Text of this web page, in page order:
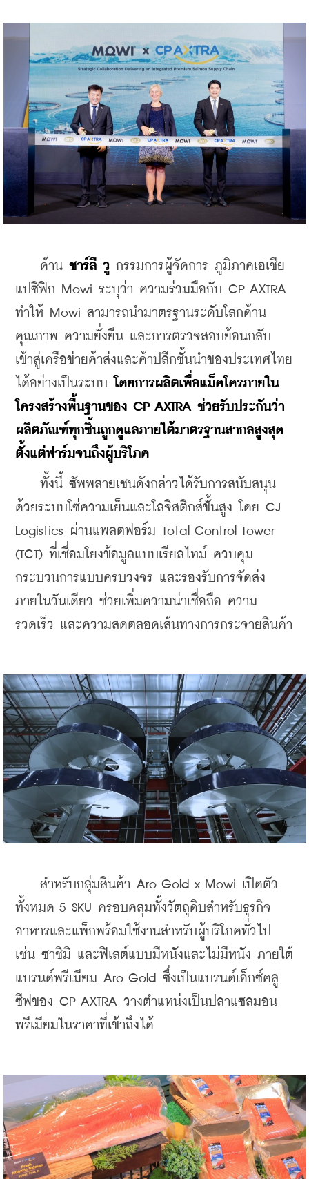
ด้าน ชาร์ลี วู กรรมการผู้จัดการ ภูมิภาคเอเชีย
แปซิฟิก Mowi ระบุว่า ความร่วมมือกับ CP AXTRA
ทำให้ Mowi สามารถนำมาตรฐานระดับโลกด้าน
คุณภาพ ความยั่งยืน และการตรวจสอบย้อนกลับ
เข้าสู่เครือข่ายค้าส่งและค้าปลีกชั้นนำของประเทศไทย
ได้อย่างเป็นระบบ
โดยการผลิตเพื่อแม็คโครภายใน
โครงสร้างพื้นฐานของ CP AXTRA ช่วยรับประกันว่า
ผลิตภัณฑ์ทุกชิ้นถูกดูแลภายใต้มาตรฐานสากลสูงสุด
ตั้งแต่ฟาร์มจนถึงผู้บริโภค
ทั้งนี้ ซัพพลายเชนดังกล่าวได้รับการสนับสนุน
ด้วยระบบโซ่ความเย็นและโลจิสติกส์ขั้นสูง โดย CJ
Logistics ผ่านแพลตฟอร์ม Total Control Tower
(TCT) ที่เชื่อมโยงข้อมูลแบบเรียลไทม์ ควบคุม
กระบวนการแบบครบวงจร และรองรับการจัดส่ง
ภายในวันเดียว ช่วยเพิ่มความน่าเชื่อถือ ความ
รวดเร็ว และความสดตลอดเส้นทางการกระจายสินค้า
สำหรับกลุ่มสินค้า Aro Gold x Mowi เปิดตัว
ทั้งหมด 5 SKU ครอบคลุมทั้งวัตถุดิบสำหรับธุรกิจ
อาหารและแพ็กพร้อมใช้งานสำหรับผู้บริโภคทั่วไป
เช่น ซาชิมิ และฟิเลต์แบบมีหนังและไม่มีหนัง ภายใต้
แบรนด์พรีเมียม Aro Gold ซึ่งเป็นแบรนด์เอ็กซ์คลู
ซีฟของ CP AXTRA วางตำแหน่งเป็นปลาแซลมอน
พรีเมียมในราคาที่เข้าถึงได้